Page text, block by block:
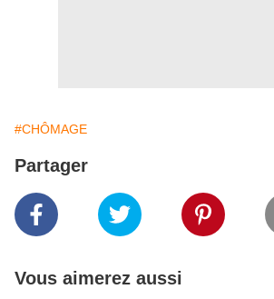
#CHÔMAGE
Partager
Vous aimerez aussi